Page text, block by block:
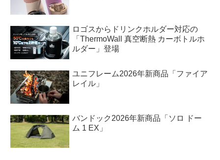
ロゴスからドリンクホルダー対応の
「ThermoWall 真空断熱 カーボトルホ
ルダー」登場
ユニフレーム2026年新商品「ファイア
レイル」
バンドック2026年新商品「ソロ ドー
ム 1 EX」